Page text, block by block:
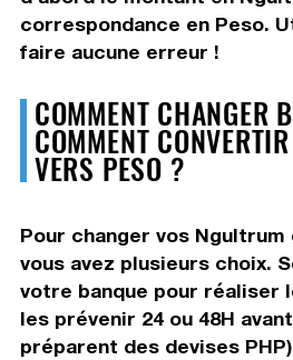
correspondance en Peso.
faire aucune erreur !
COMMENT CHANGER
COMMENT
VERS PESO ?
Pour changer vos Ngultrum
vous avez plusieurs choix.
votre banque pour réaliser
les prévenir 24 ou 48H
préparent des devises